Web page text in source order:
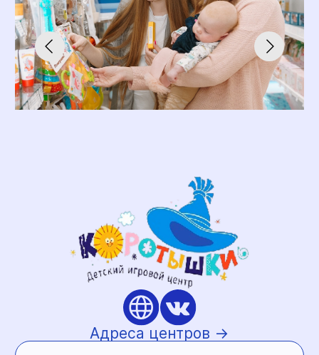
ул. Куйбышева, 37
ул. Мира, 11В/1
Обновлённый перевёрнутый
дом